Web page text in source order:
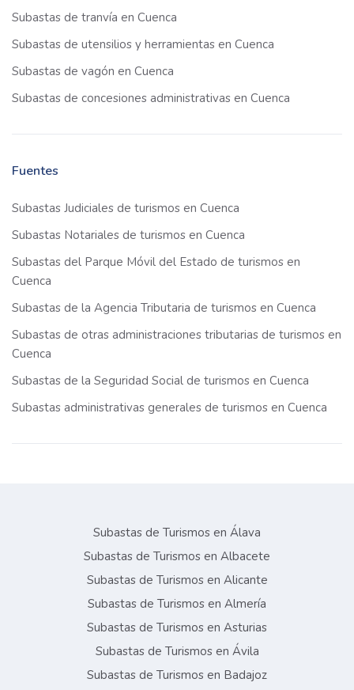
Subastas de tranvía en Cuenca
Subastas de utensilios y herramientas en Cuenca
Subastas de vagón en Cuenca
Subastas de concesiones administrativas en Cuenca
Fuentes
Subastas Judiciales de turismos en Cuenca
Subastas Notariales de turismos en Cuenca
Subastas del Parque Móvil del Estado de turismos en
Cuenca
Subastas de la Agencia Tributaria de turismos en Cuenca
Subastas de otras administraciones tributarias de turismos en
Cuenca
Subastas de la Seguridad Social de turismos en Cuenca
Subastas administrativas generales de turismos en Cuenca
Subastas de Turismos en Álava
Subastas de Turismos en Albacete
Subastas de Turismos en Alicante
Subastas de Turismos en Almería
Subastas de Turismos en Asturias
Subastas de Turismos en Ávila
Subastas de Turismos en Badajoz